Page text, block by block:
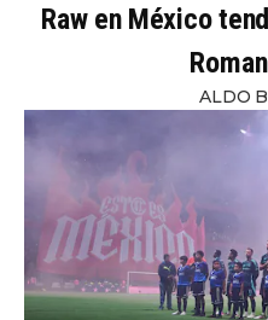
Raw en México
ALDO